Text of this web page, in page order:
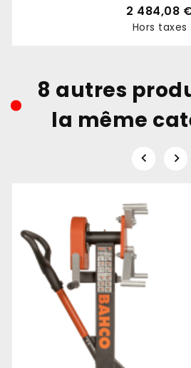
2 484,08
Hors taxes
8 autres
la même
 